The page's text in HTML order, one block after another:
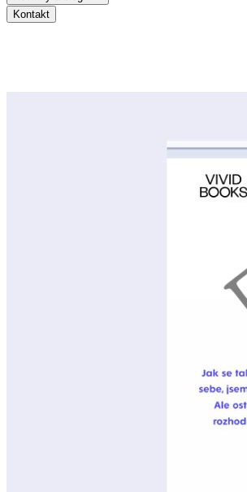
Kontakt